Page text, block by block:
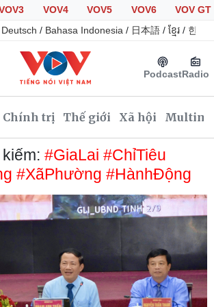
VOV4 VOV5 VOV6
VOV GT
Deutsch / Bahasa Indonesia / 日本語 / ខ្មែរ / 한국
PodcastRadio
Chính trị Thế giới Xã hội
Xã hội
Tin 24h
Dấu ấn VOV
Việc làm
Biển đảo
#GiaLai #ChỉTiêu
#XãPhường #HànhĐộng